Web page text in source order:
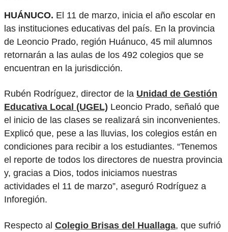
HUÁNUCO. El 11 de marzo, inicia el año escolar en
las instituciones educativas del país. En la provincia
de Leoncio Prado, región Huánuco, 45 mil alumnos
retornarán a las aulas de los 492 colegios que se
encuentran en la jurisdicción.
Rubén Rodríguez, director de la Unidad de Gestión
Educativa Local (UGEL) Leoncio Prado, señaló que
el inicio de las clases se realizará sin inconvenientes.
Explicó que, pese a las lluvias, los colegios están en
condiciones para recibir a los estudiantes. “Tenemos
el reporte de todos los directores de nuestra provincia
y, gracias a Dios, todos iniciamos nuestras
actividades el 11 de marzo”, aseguró Rodríguez a
Inforegión.
Respecto al Colegio Brisas del Huallaga, que sufrió